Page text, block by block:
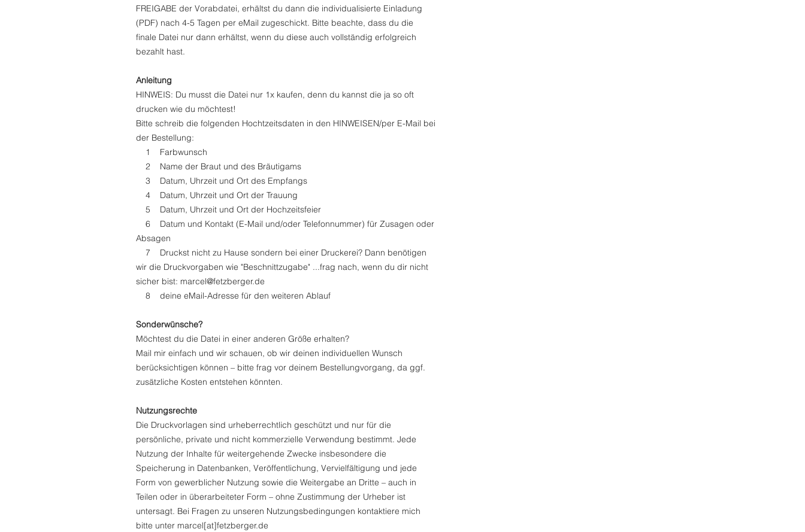
FREIGABE der Vorabdatei, erhältst du dann die individualisierte Einladung
(PDF) nach 4-5 Tagen per eMail zugeschickt. Bitte beachte, dass du die
finale Datei nur dann erhältst, wenn du diese auch vollständig erfolgreich
bezahlt hast.
Anleitung
HINWEIS: Du musst die Datei nur 1x kaufen, denn du kannst die ja so oft
drucken wie du möchtest!
Bitte schreib die folgenden Hochtzeitsdaten in den HINWEISEN/per E-Mail bei
der Bestellung:
1 Farbwunsch
2 Name der Braut und des Bräutigams
3 Datum, Uhrzeit und Ort des Empfangs
4 Datum, Uhrzeit und Ort der Trauung
5 Datum, Uhrzeit und Ort der Hochzeitsfeier
6 Datum und Kontakt (E-Mail und/oder Telefonnummer) für Zusagen oder
Absagen
7 Druckst nicht zu Hause sondern bei einer Druckerei? Dann benötigen
wir die Druckvorgaben wie "Beschnittzugabe" ...frag nach, wenn du dir nicht
sicher bist: marcel@fetzberger.de
8 deine eMail-Adresse für den weiteren Ablauf
Sonderwünsche?
Möchtest du die Datei in einer anderen Größe erhalten?
Mail mir einfach und wir schauen, ob wir deinen individuellen Wunsch
berücksichtigen können – bitte frag vor deinem Bestellungvorgang, da ggf.
zusätzliche Kosten entstehen könnten.
Nutzungsrechte
Die Druckvorlagen sind urheberrechtlich geschützt und nur für die
persönliche, private und nicht kommerzielle Verwendung bestimmt. Jede
Nutzung der Inhalte für weitergehende Zwecke insbesondere die
Speicherung in Datenbanken, Veröffentlichung, Vervielfältigung und jede
Form von gewerblicher Nutzung sowie die Weitergabe an Dritte – auch in
Teilen oder in überarbeiteter Form – ohne Zustimmung der Urheber ist
untersagt. Bei Fragen zu unseren Nutzungsbedingungen kontaktiere mich
bitte unter marcel[at]fetzberger.de